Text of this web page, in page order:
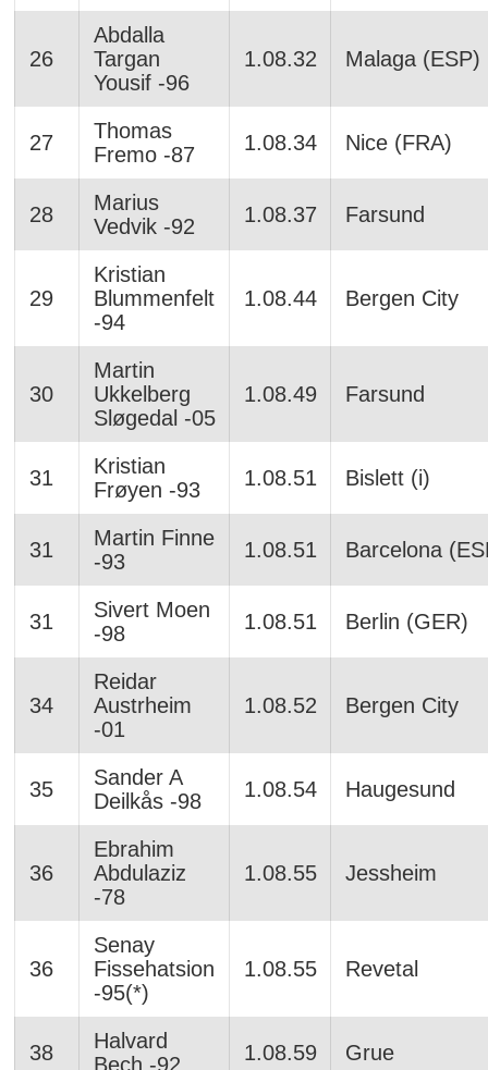
26
Abdalla
Targan
Yousif -96
1.08.32 Malaga (ESP)
27
Thomas
Fremo -87
1.08.34 Nice (FRA)
28
Marius
Vedvik -92
1.08.37 Farsund
29
Kristian
Blummenfelt
-94
1.08.44 Bergen City
30
Martin
Ukkelberg
Sløgedal -05
1.08.49 Farsund
31
Kristian
Frøyen -93
1.08.51 Bislett (i)
31
Martin Finne
-93
1.08.51 Barcelona
31
Sivert Moen
-98
1.08.51 Berlin (GER)
34
Reidar
Austrheim
-01
1.08.52 Bergen City
35
Sander A
Deilkås -98
1.08.54 Haugesund
36
Ebrahim
Abdulaziz
-78
1.08.55 Jessheim
36
Senay
Fissehatsion
-95(*)
1.08.55 Revetal
38
Halvard
Bech -92
1.08.59 Grue